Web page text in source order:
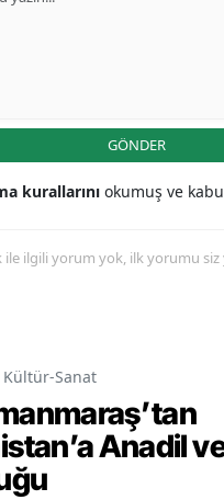
GÖNDER
kurallarını okumuş ve
ilgili yorum yok, ilk yorumu siz
Kültür-Sanat
Anadil